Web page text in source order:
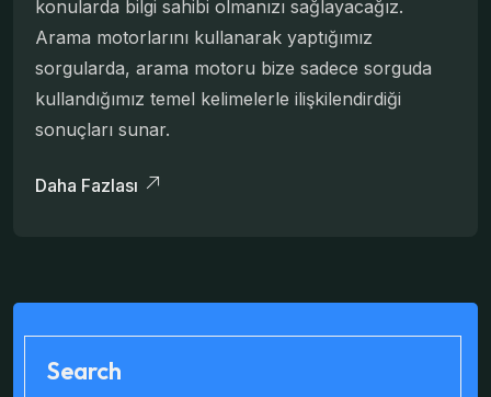
konularda bilgi sahibi olmanızı sağlayacağız.
Arama motorlarını kullanarak yaptığımız
sorgularda, arama motoru bize sadece sorguda
kullandığımız temel kelimelerle ilişkilendirdiği
sonuçları sunar.
Daha Fazlası
Search